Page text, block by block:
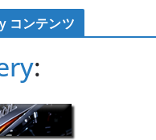
コンテンツ
: